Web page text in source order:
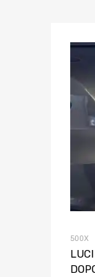
500X